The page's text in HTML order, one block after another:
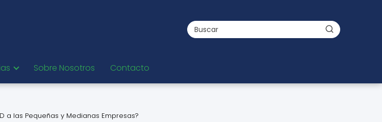
Sobre Nosotros Contacto
a las Pequeñas y Medianas Empresas?